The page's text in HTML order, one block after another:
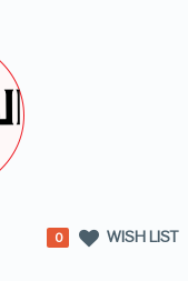
WISH LIST
0